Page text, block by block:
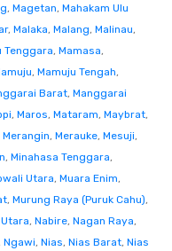
, Magetan, Mahakam Ulu
, Malaka, Malang, Malinau,
Tenggara, Mamasa,
, Mamuju Tengah,
Barat, Manggarai
, Maros, Mataram, Maybrat,
Merangin, Merauke, Mesuji,
, Minahasa Tenggara,
Utara, Muara Enim,
, Murung Raya (Puruk Cahu),
, Nabire, Nagan Raya,
Ngawi, Nias, Nias Barat, Nias